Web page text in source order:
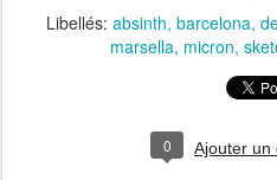
Libellés: absinth barcelona
marsella micron
0 Ajouter un